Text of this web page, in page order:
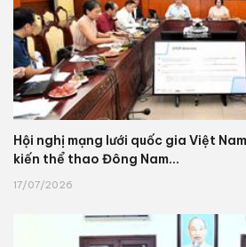
Hội nghị mạng lưới quốc gia Việt
kiến thể thao Đông Nam...
17/07/2026